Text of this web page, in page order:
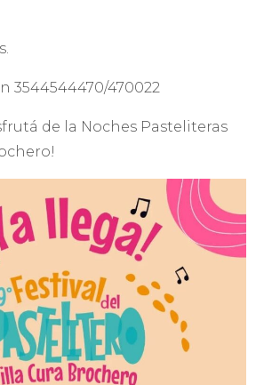
3544544470/470022
de la Noches Pasteliteras